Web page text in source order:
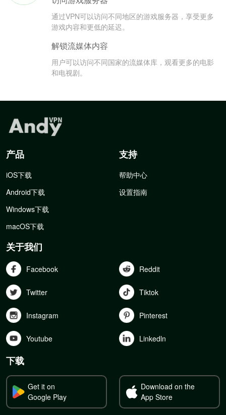
通过VPN可以访问不同地区的游戏服务器，享受更多
游戏内容和更低的延迟。
解锁流媒体内容
用户可以访问不同国家的流媒体库，观看更多的电影
和电视剧。
产品
iOS下载
Android下载
Windows下载
macOS下载
支持
帮助中心
设置指南
关于我们
Facebook Reddit
Twitter Tiktok
Instagram Pinterest
Youtube Linkedln
下载
Get it on
Google Play
Download on the
App Store